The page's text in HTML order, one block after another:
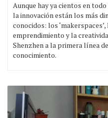
Aunque hay ya cientos en
la innovación están los más
conocidos: los
emprendimiento y la
Shenzhen a la primera línea
conocimiento.